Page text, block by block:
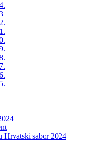
Hrvatski sabor 2024